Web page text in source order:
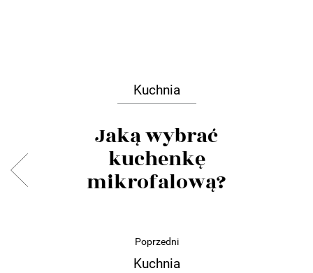
Kuchnia
Jaką wybrać
kuchenkę
mikrofalową?
Poprzedni
Kuchnia